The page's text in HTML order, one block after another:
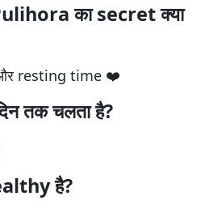
का secret क्या
resting time ❤️
तक चलता है?
है?